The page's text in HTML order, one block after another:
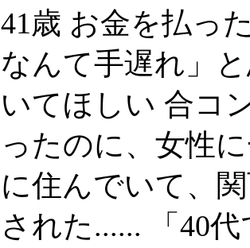
41歳 お金を払っ
なんて手遅れ」
いてほしい 合コ
ったのに、女性
に住んでいて、
された......
「40